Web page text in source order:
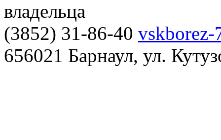
владельца
(3852) 31-86-40
656021 Барнаул, ул.